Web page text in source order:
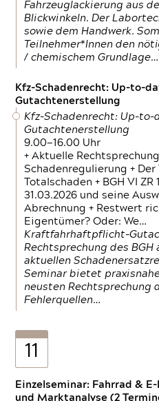
Fahrzeuglackierung aus
Blickwinkeln. Der
sowie dem Handwerk.
Teilnehmer*Innen den
/ chemischem Grundlage…
Kfz-Schadenrecht: Up-to-
Gutachtenerstellung
Kfz-Schadenrecht: Up-to-
Gutachtenerstellung
9.00—16.00 Uhr
+ Aktuelle
Schadenregulierung +
Totalschaden + BGH VI
31.03.2026 und seine
Abrechnung + Restwert
Eigentümer? Oder: We…
Kraftfahrhaftpflicht-
Rechtsprechung des BGH
aktuellen
Seminar bietet
neusten Rechtsprechung
Fehlerquellen…
11
Einzelseminar: Fahrrad &
und Marktanalyse (2